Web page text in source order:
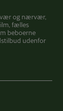
og nærvær,
fælles
beboerne
udenfor